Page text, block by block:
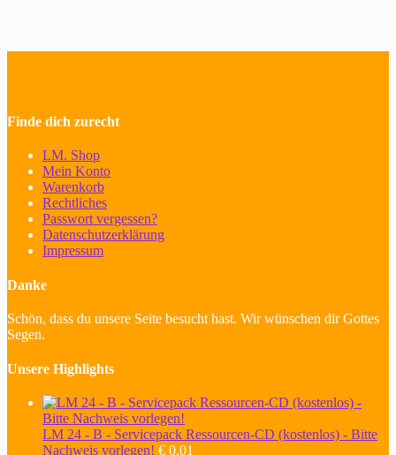
Finde dich zurecht
LM. Shop
Mein Konto
Warenkorb
Rechtliches
Passwort vergessen?
Datenschutzerklärung
Impressum
Danke
Schön, dass du unsere Seite besucht hast. Wir wünschen dir Gottes
Segen.
Unsere Highlights
LM 24 - B - Servicepack Ressourcen-CD (kostenlos) - Bitte
Nachweis vorlegen! € 0,01